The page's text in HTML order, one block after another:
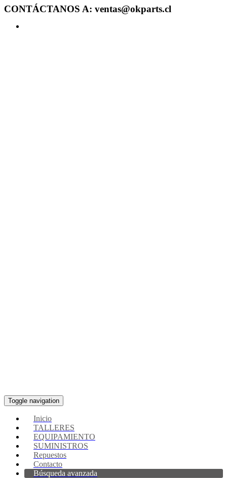
CONTÁCTANOS A: ventas@okparts.cl
Toggle navigation
Inicio
TALLERES
EQUIPAMIENTO
SUMINISTROS
Repuestos
Contacto
Búsqueda avanzada